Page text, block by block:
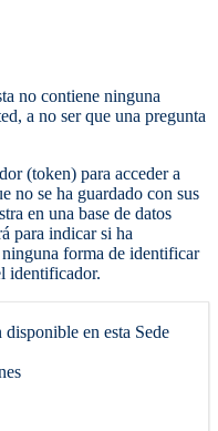
no contiene ninguna
a no ser que una pregunta
(token) para acceder a
no se ha guardado con sus
en una base de datos
para indicar si ha
forma de identificar
identificador.
en esta Sede